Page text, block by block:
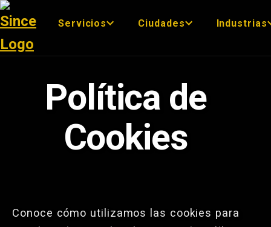
Servicios Ciudades Industrias
Política de
Cookies
Conoce cómo utilizamos las cookies para